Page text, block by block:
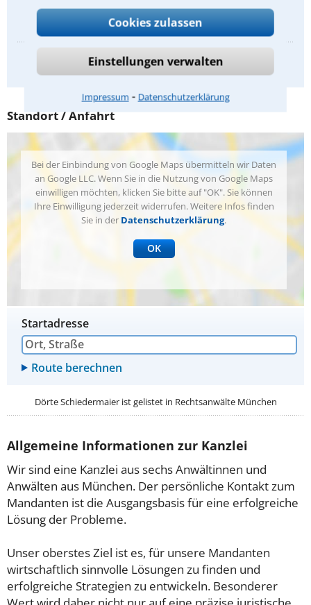
Cookies zulassen
Einstellungen verwalten
Impressum ⁃ Datenschutzerklärung
Versorgungsausgleich
Anbieterkennzeichnung
Standort / Anfahrt
Bei der Einbindung von Google Maps übermitteln wir Daten
an Google LLC. Wenn Sie in die Nutzung von Google Maps
einwilligen möchten, klicken Sie bitte auf "OK". Sie können
Ihre Einwilligung jederzeit widerrufen. Weitere Infos finden
Sie in der Datenschutzerklärung.
OK
Startadresse
Dörte Schiedermaier ist gelistet in Rechtsanwälte München
Allgemeine Informationen zur Kanzlei
Wir sind eine Kanzlei aus sechs Anwältinnen und
Anwälten aus München. Der persönliche Kontakt zum
Mandanten ist die Ausgangsbasis für eine erfolgreiche
Lösung der Probleme.
Unser oberstes Ziel ist es, für unsere Mandanten
wirtschaftlich sinnvolle Lösungen zu finden und
erfolgreiche Strategien zu entwickeln. Besonderer